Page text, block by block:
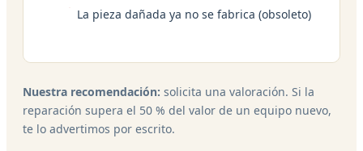
La pieza dañada ya no se fabrica (obsoleto)
Nuestra recomendación: solicita una valoración. Si la
reparación supera el 50 % del valor de un equipo nuevo,
te lo advertimos por escrito.